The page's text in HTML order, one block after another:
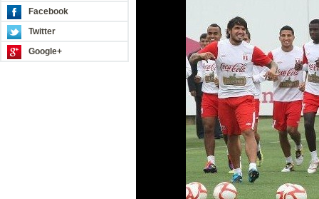
Facebook
Twitter
Google+